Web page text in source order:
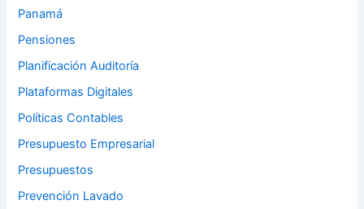
Panamá
Pensiones
Planificación Auditoría
Plataformas Digitales
Políticas Contables
Presupuesto Empresarial
Presupuestos
Prevención Lavado